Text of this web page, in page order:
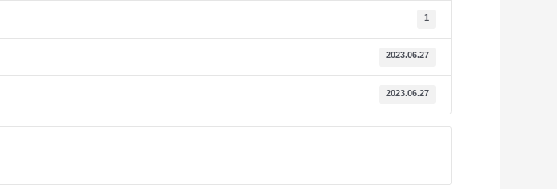
1
2023.06.27
2023.06.27